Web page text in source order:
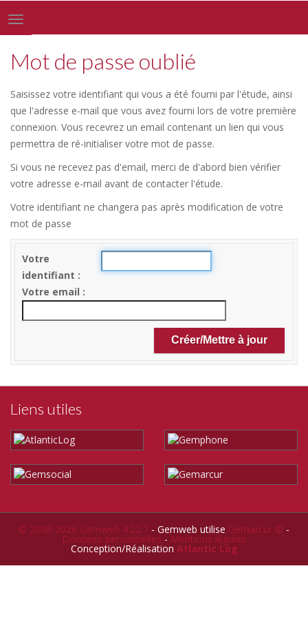
Toggle
navigation
Mot de passe oublié
Saisissez votre identifiant qui vous a été fourni par l'étude, ainsi
que l'adresse e-mail que vous avez fourni lors de votre première
connexion. Vous recevrez un email contenant un lien qui vous
permettra de ré-initialiser votre mot de passe.
Si vous ne recevez pas d'email, merci de d'abord bien vérifier
votre adresse e-mail avant de contacter l'étude.
Votre identifiant ne changera pas après modification de votre
mot de passe
Votre
identifiant
Votre email
Liens utiles
© 2008-2026 Gemweb 4.22.7 - Gemweb utilise Gemarcur © -
Données personnelles - Mentions légales
Conception/Réalisation Atlantic Log